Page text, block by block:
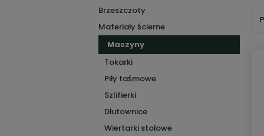
Brzeszczoty
Materiały ścierne
Maszyny
Tokarki
Piły taśmowe
Szlifierki
Dłutownice
Wiertarki stołowe